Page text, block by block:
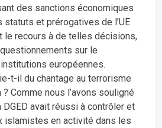
des sanctions économiques
statuts et prérogatives de l’UE
le recours à de telles décisions,
sur le
européennes.
t-il du chantage au terrorisme
Comme nous l’avons souligné
DGED avait réussi à contrôler et
islamistes en activité dans les